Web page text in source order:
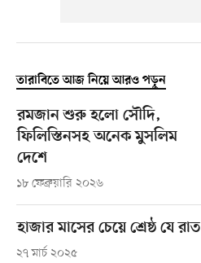
তারাবিতে আজ নিয়ে আরও পড়ুন
রমজান শুরু হলো সৌদি,
ফিলিস্তিনসহ অনেক মুসলিম
দেশে
১৮ ফেব্রুয়ারি ২০২৬
হাজার মাসের চেয়ে শ্রেষ্ঠ যে রাত
২৭ মার্চ ২০২৫